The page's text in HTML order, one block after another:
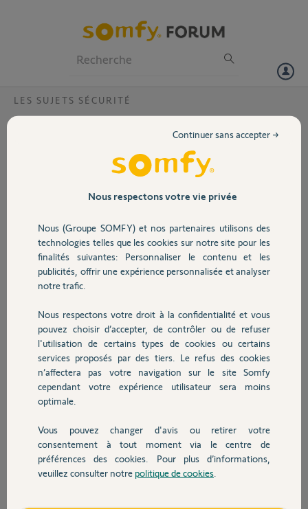
Volet
Sécurité
Domotique
Chauffage
Autres produits
Devis avec un pro
Contact
LES SUJETS SÉCURITÉ
protexial + module d'éclairage
je dispose d'une alarme somfy protexial ainsi que d'un module
d'éclairage sur lesquel j'ai branché une ampoule. Les deux
fonctionnent bien séparement
j'ai vu que sur mon alarme protexial il était possible d'activer ou nom
contre , cela ne fonctionne pas chez moi, faut il faire quelque chose
de particulier? merci
Robin E.
il y a presque 9 ans
Participer au fil de discussion
Réponses
de quel "module d'éclairage" s'agit-il ?
Anonyme il y a presque 9 ans
Nous respectons votre vie privée
Nous (Groupe SOMFY) et nos partenaires utilisons des
technologies telles que les cookies sur notre site pour les
finalités suivantes: Personnaliser le contenu et les
publicités, offrir une expérience personnalisée et analyser
notre trafic.
Nous respectons votre droit à la confidentialité et vous
pouvez choisir d’accepter, de contrôler ou de refuser
l'utilisation de certains types de cookies ou certains
services proposés par des tiers. Le refus des cookies
n’affectera pas votre navigation sur le site Somfy
cependant votre expérience utilisateur sera moins
optimale.
Vous pouvez changer d'avis ou retirer votre
consentement à tout moment via le centre de
préférences des cookies. Pour plus d’informations,
veuillez consulter notre politique de cookies
Continuer sans accepter →